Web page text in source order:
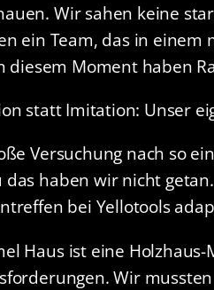
Wir sahen keine
ein Team, das in einem
diesem Moment haben
statt Imitation: Unser
Versuchung nach so
das haben wir nicht
bei Yellotools
Haus ist eine
Wir